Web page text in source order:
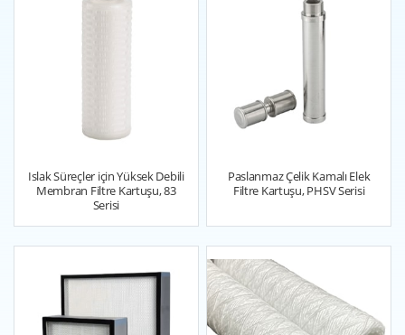
Islak Süreçler için Yüksek Debili
Membran Filtre Kartuşu, 83
Serisi
Paslanmaz Çelik Kamalı Elek
Filtre Kartuşu, PHSV Serisi